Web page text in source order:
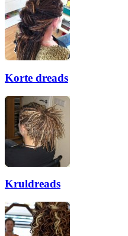
Korte dreads
Kruldreads